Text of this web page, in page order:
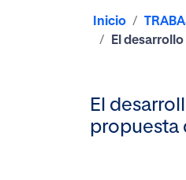
Inicio
El
El
propuesta